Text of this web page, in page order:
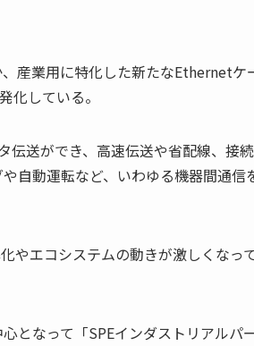
産業用に特化した新たなEthernetケ
化している。
伝送ができ、高速伝送や省配線、接
自動運転など、いわゆる機器間通信
やエコシステムの動きが激しくなっ
となって「SPEインダストリアルパ